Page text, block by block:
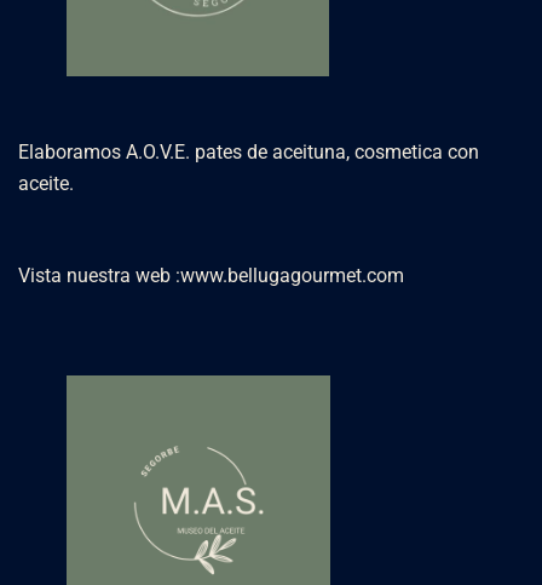
Elaboramos A.O.V.E. pates de aceituna, cosmetica con
aceite.
Vista nuestra web :www.bellugagourmet.com